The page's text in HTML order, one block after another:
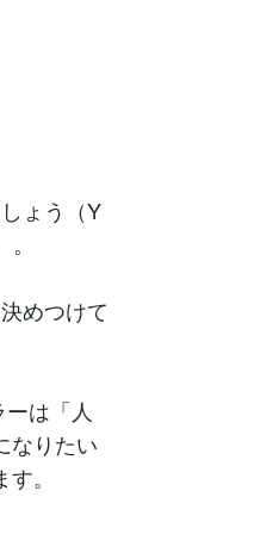
ょう（Y
めつけて
は「人
なりたい
。